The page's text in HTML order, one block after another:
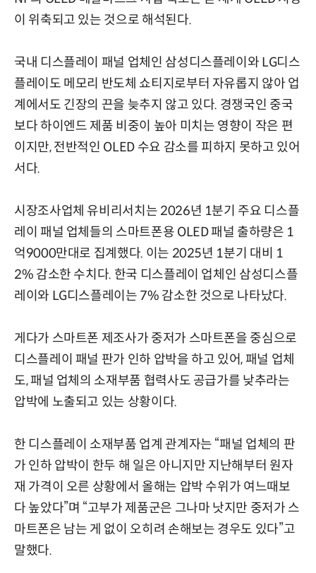
이 위축되고 있는 것으로 해석된다.
국내 디스플레이 패널 업체인 삼성디스플레이와 LG디스
플레이도 메모리 반도체 쇼티지로부터 자유롭지 않아 업
계에서도 긴장의 끈을 늦추지 않고 있다. 경쟁국인 중국
보다 하이엔드 제품 비중이 높아 미치는 영향이 작은 편
이지만, 전반적인 OLED 수요 감소를 피하지 못하고 있어
서다.
시장조사업체 유비리서치는 2026년 1분기 주요 디스플
레이 패널 업체들의 스마트폰용 OLED 패널 출하량은 1
억9000만대로 집계했다. 이는 2025년 1분기 대비 1
2% 감소한 수치다. 한국 디스플레이 업체인 삼성디스플
레이와 LG디스플레이는 7% 감소한 것으로 나타났다.
게다가 스마트폰 제조사가 중저가 스마트폰을 중심으로
디스플레이 패널 판가 인하 압박을 하고 있어, 패널 업체
도, 패널 업체의 소재부품 협력사도 공급가를 낮추라는
압박에 노출되고 있는 상황이다.
한 디스플레이 소재부품 업계 관계자는 “패널 업체의 판
가 인하 압박이 한두 해 일은 아니지만 지난해부터 원자
재 가격이 오른 상황에서 올해는 압박 수위가 여느때보
다 높았다”며 “고부가 제품군은 그나마 낫지만 중저가 스
마트폰은 남는 게 없이 오히려 손해보는 경우도 있다”고
말했다.